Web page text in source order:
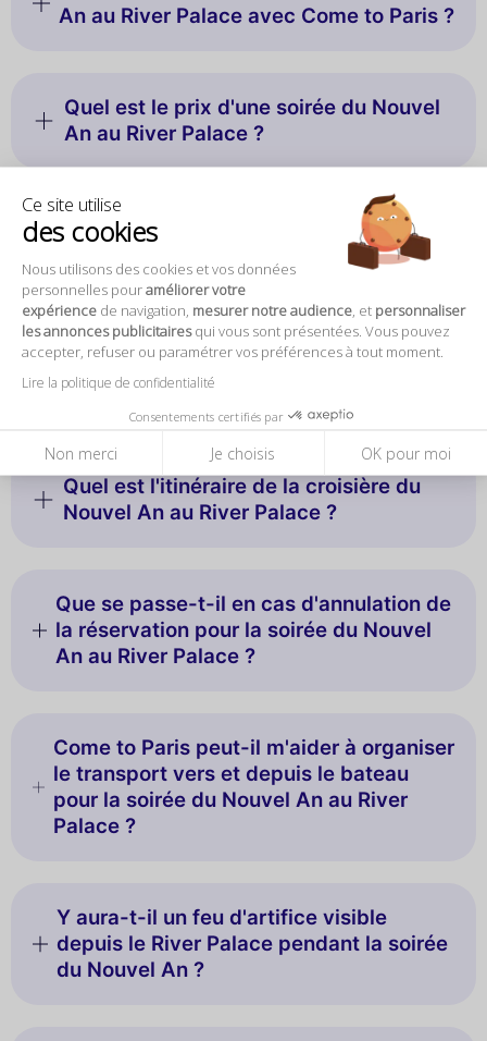
Ce site utilise
des cookies
Nous utilisons des cookies et vos données
personnelles pouraméliorer votre
expérience de navigation, mesurer notre audience , et personnaliser
les annonces publicitairesqui vous sont présentées. Vous pouvez
accepter, refuser ou paramétrer vos préférences à tout moment.
Lire la politique de confidentialité
Consentements certifiés par
Non merci Je choisis OK pour moi
An au River Palace avec Come to Paris ?
Quel est le prix d'une soirée du Nouvel
An au River Palace ?
Y a-t-il un code vestimentaire pour la
soirée du Nouvel An au River Palace ?
La soirée du Nouvel An au River Palace
est-elle adaptée aux familles avec
enfants ?
Quel est l'itinéraire de la croisière du
Nouvel An au River Palace ?
Que se passe-t-il en cas d'annulation de
la réservation pour la soirée du Nouvel
An au River Palace ?
Come to Paris peut-il m'aider à organiser
le transport vers et depuis le bateau
pour la soirée du Nouvel An au River
Palace ?
Y aura-t-il un feu d'artifice visible
depuis le River Palace pendant la soirée
du Nouvel An ?